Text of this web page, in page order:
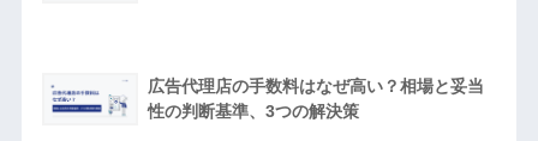
広告代理店の手数料はなぜ高い？相場と妥当
性の判断基準、3つの解決策